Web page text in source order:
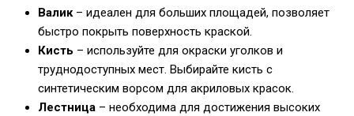
Валик– идеален для больших площадей, позволяет
быстро покрыть поверхность краской.
Кисть – используйте для окраски уголков и
труднодоступных мест. Выбирайте кисть с
синтетическим ворсом для акриловых красок.
Лестница – необходима для достижения высоких